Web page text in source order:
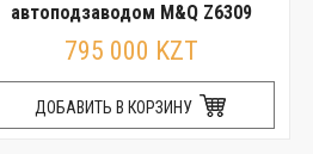
автоподзаводом M&Q Z6309
795 000 KZT
ДОБАВИТЬ В КОРЗИНУ